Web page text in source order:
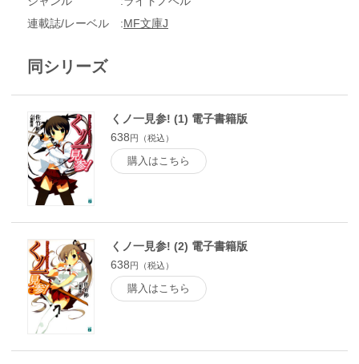
連載誌/レーベル
MF文庫J
同シリーズ
くノ一見参! (1) 電子書籍版
638円（税込）
購入はこちら
くノ一見参! (2) 電子書籍版
638円（税込）
購入はこちら